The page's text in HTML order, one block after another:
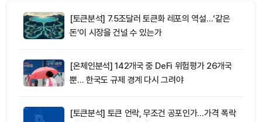
[토큰분석] 7.5조달러 토큰화 레포의 역설…‘같은
돈’이 시장을 건널 수 있는가
[온체인분석] 142개국 중 DeFi 위험평가 26개국
뿐… 한국도 규제 경계 다시 그려야
[토큰분석] 토큰 언락, 무조건 공포인가…가격 폭락